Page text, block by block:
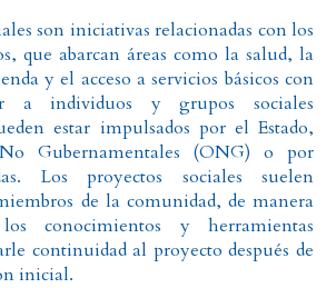
son iniciativas relacionadas con los
que abarcan áreas como la salud, la
y el acceso a servicios básicos con
a individuos y grupos sociales
estar impulsados por el Estado,
Gubernamentales (ONG) o por
Los proyectos sociales suelen
de la comunidad, de manera
conocimientos y herramientas
continuidad al proyecto después de
inicial.